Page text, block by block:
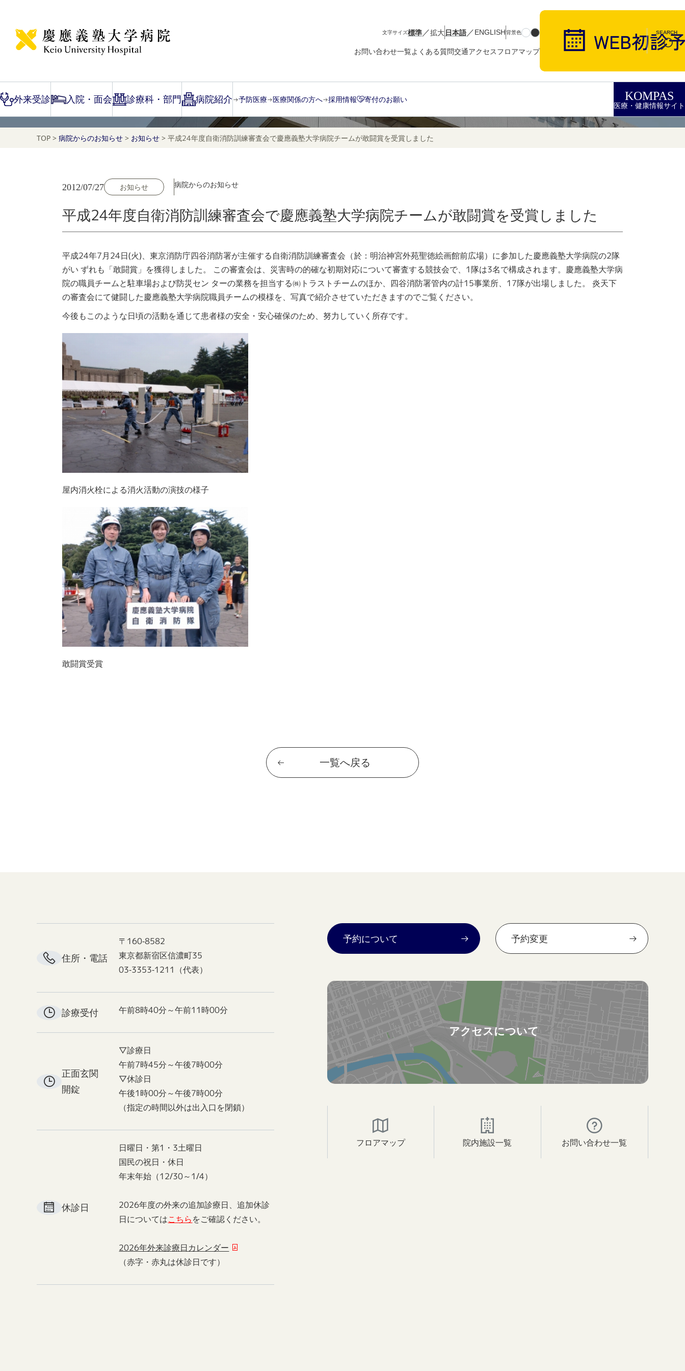
文字サイズ標準／拡大日本語／ENGLISH背景色
お問い合わせ一覧よくある質問交通アクセスフロアマップ
SEARCH
外来受診 入院・面会 診療科・部門 病院紹介 予防医療 医療関係の方へ 採用情報 寄付のお願い KOMPAS
医療・健康情報サイト
NEWS
TOP > 病院からのお知らせ > お知らせ > 平成24年度自衛消防訓練審査会で慶應義塾大学病院チームが敢闘賞を受賞しました
2012/07/27 お知らせ 病院からのお知らせ
平成24年度自衛消防訓練審査会で慶應義塾大学病院チームが敢闘賞を受賞しました
平成24年7月24日(火)、東京消防庁四谷消防署が主催する自衛消防訓練審査会（於：明治神宮外苑聖徳絵画館前広場）に参加した慶應義塾大学病院の2隊
がい ずれも「敢闘賞」を獲得しました。
この審査会は、災害時の的確な初期対応について審査する競技会で、1隊は3名で構成されます。慶應義塾大学病
院の職員チームと駐車場および防災セン ターの業務を担当する㈱トラストチームのほか、四谷消防署管内の計15事業所、17隊が出場しました。
炎天下
の審査会にて健闘した慶應義塾大学病院職員チームの模様を、写真で紹介させていただきますのでご覧ください。
今後もこのような日頃の活動を通じて患者様の安全・安心確保のため、努力していく所存です。
屋内消火栓による消火活動の演技の様子
敢闘賞受賞
一覧へ戻る
住所・電話
〒160-8582
東京都新宿区信濃町35
03-3353-1211（代表）
診療受付 午前8時40分～午前11時00分
正面玄関
開錠
▽診療日
午前7時45分～午後7時00分
▽休診日
午後1時00分～午後7時00分
（指定の時間以外は出入口を閉鎖）
休診日
日曜日・第1・3土曜日
国民の祝日・休日
年末年始（12/30～1/4）
2026年度の外来の追加診療日、追加休診
日についてはこちらをご確認ください。
2026年外来診療日カレンダー
（赤字・赤丸は休診日です）
予約について 予約変更
アクセスについて
フロアマップ 院内施設一覧 お問い合わせ一覧